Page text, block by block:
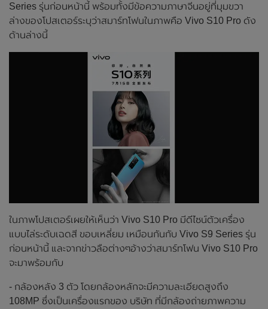
Series รุ่นก่อนหน้านี้ พร้อมทั้งมีข้อความภาษาจีนอยู่ที่มุมขวา
ล่างของโปสเตอร์ระบุว่าสมาร์ทโฟนในภาพคือ Vivo S10 Pro ดัง
ด้านล่างนี้
ในภาพโปสเตอร์เผยให้เห็นว่า Vivo S10 Pro มีดีไซน์ตัวเครื่อง
แบบไล่ระดับเฉดสี ขอบเหลี่ยม เหมือนกันกับ Vivo S9 Series รุ่น
ก่อนหน้านี้ และจากข่าวลือต่างๆอ้างว่าสมาร์ทโฟน Vivo S10 Pro
จะมาพร้อมกับ
- กล้องหลัง 3 ตัว โดยกล้องหลักจะมีความละเอียดสูงถึง
108MP ซึ่งเป็นเครื่องแรกของ บริษัท ที่มีกล้องถ่ายภาพความ